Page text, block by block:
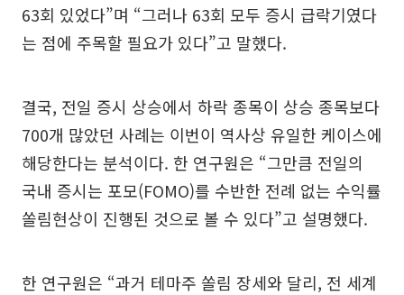
63회 있었다”며 “그러나 63회 모두 증시 급락기였다
는 점에 주목할 필요가 있다”고 말했다.
결국, 전일 증시 상승에서 하락 종목이 상승 종목보다
700개 많았던 사례는 이번이 역사상 유일한 케이스에
해당한다는 분석이다. 한 연구원은 “그만큼 전일의
국내 증시는 포모(FOMO)를 수반한 전례 없는 수익률
쏠림현상이 진행된 것으로 볼 수 있다”고 설명했다.
한 연구원은 “과거 테마주 쏠림 장세와 달리, 전 세계